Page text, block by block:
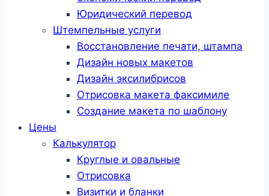
Юридический перевод
Штемпельные услуги
Восстановление печати, штампа
Дизайн новых макетов
Дизайн эксилибрисов
Отрисовка макета факсимиле
Создание макета по шаблону
Цены
Калькулятор
Круглые и овальные
Отрисовка
Визитки и бланки